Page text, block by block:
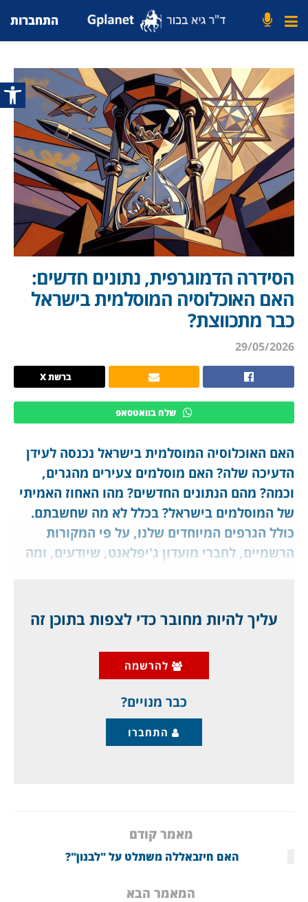
פתח
התחברות
הסידרה הדמוגרפית, נתונים חדשים:
האם האוכלוסיה המוסלמית בישראל
כבר מתכווצת?
29/05/2026
ברשת X
שלח בוואטסאפ
האם האוכלוסיה המוסלמית בישראל נכנסה לעידן
הדעיכה שלה? האם מוסלמים צעירים מהגרים,
וכמה? מהם הנתונים החדשים? מהו האחוז האמיתי
של המוסלמים בישראל? בכלל לא מה שחשבתם.
כולל הגרפים המיוחדים שלנו, על פי המקורות
הרשמיים, לחברי מועדון ג'יפלאנט, שיודעים, ומה
כמידי שנה,הלמ"ס מפרסם ב"חג הקורבן" את מצב
(לא כולל הנוצרים הערבים והדרוזים)
בישראל, והשנה, לראשונה יש חידוש: עידן הצמיחה
עליך להיות מחובר כדי לצפות בתוכן זה
להרשמה
כבר מנויים?
התחברו
מאמר קודם
האם חיזבאללה משתלט על "לבנון"?
המאמר הבא